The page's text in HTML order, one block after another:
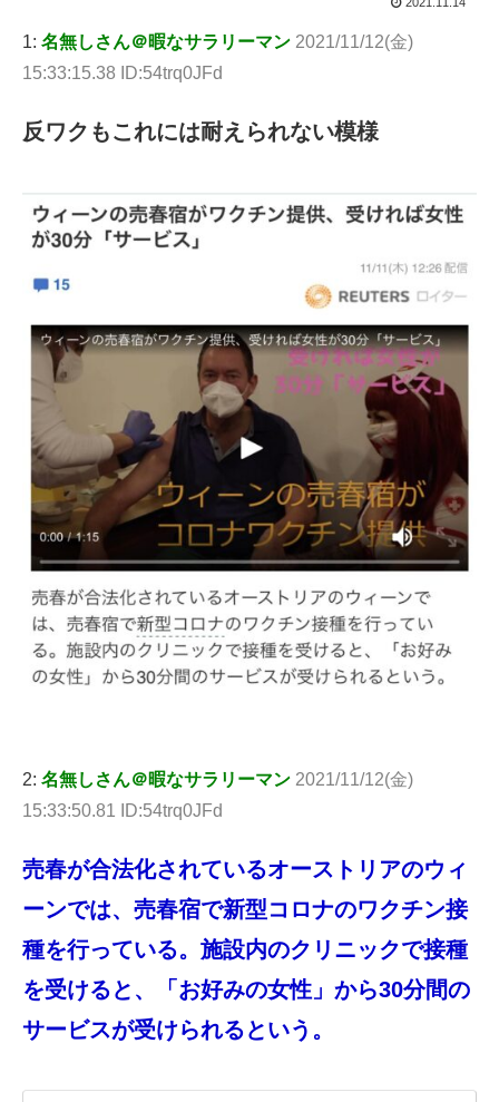
1: 名無しさん＠暇なサラリーマン 2021/11/12(金)
15:33:15.38 ID:54trq0JFd
反ワクもこれには耐えられない模様
2: 名無しさん＠暇なサラリーマン 2021/11/12(金)
15:33:50.81 ID:54trq0JFd
売春が合法化されているオーストリアのウィ
ーンでは、売春宿で新型コロナのワクチン接
種を行っている。施設内のクリニックで接種
を受けると、「お好みの女性」から30分間の
サービスが受けられるという。